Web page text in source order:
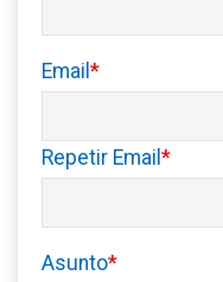
Email *
Repetir Email *
Asunto*